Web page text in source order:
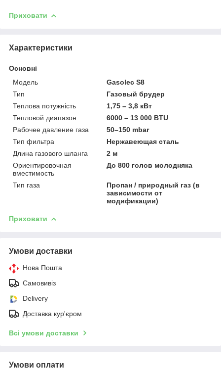
Приховати
Характеристики
Основні
Модель
Gasolec S8
Тип
Газовый брудер
Теплова потужність
1,75 – 3,8 кВт
Тепловой диапазон
6000 – 13 000 BTU
Рабочее давление газа
50–150 mbar
Тип фильтра
Нержавеющая сталь
Длина газового шланга
2 м
Ориентировочная
вместимость
До 800 голов молодняка
Тип газа
Пропан / природный газ (в
зависимости от
модификации)
Приховати
Умови доставки
Нова Пошта
Самовивіз
Delivery
Доставка кур'єром
Всі умови доставки
Умови оплати